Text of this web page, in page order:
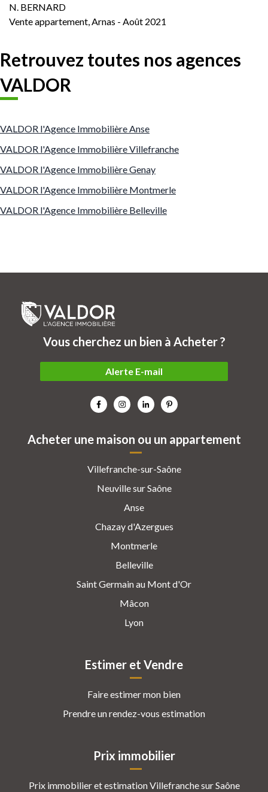
N. BERNARD
Vente appartement, Arnas - Août 2021
Retrouvez toutes nos agences
VALDOR
VALDOR l'Agence Immobilière Anse
VALDOR l'Agence Immobilière Villefranche
VALDOR l'Agence Immobilière Genay
VALDOR l'Agence Immobilière Montmerle
VALDOR l'Agence Immobilière Belleville
Acheter une maison ou un appartement
Villefranche-sur-Saône
Neuville sur Saône
Anse
Chazay d'Azergues
Montmerle
Belleville
Saint Germain au Mont d'Or
Mâcon
Lyon
Estimer et Vendre
Faire estimer mon bien
Prendre un rendez-vous estimation
Prix immobilier
Prix immobilier et estimation Villefranche sur Saône
Vous cherchez un bien à Acheter ?
Alerte E-mail